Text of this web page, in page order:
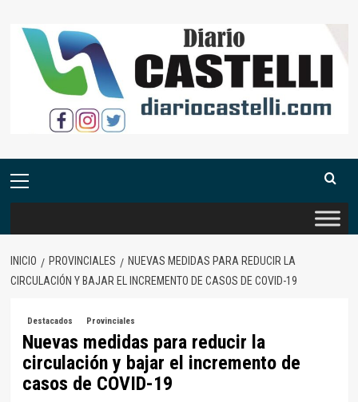
contenido
Menú
INICIO PROVINCIALES
NUEVAS MEDIDAS PARA REDUCIR LA
CIRCULACIÓN Y BAJAR EL INCREMENTO DE CASOS DE COVID-19
Destacados Provinciales
Nuevas medidas para reducir la
circulación y bajar el incremento de
casos de COVID-19